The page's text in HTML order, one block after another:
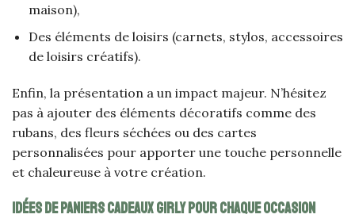
maison),
Des éléments de loisirs (carnets, stylos, accessoires
de loisirs créatifs).
Enfin, la présentation a un impact majeur. N’hésitez
pas à ajouter des éléments décoratifs comme des
rubans, des fleurs séchées ou des cartes
personnalisées pour apporter une touche personnelle
et chaleureuse à votre création.
Idées de paniers cadeaux girly pour chaque occasion